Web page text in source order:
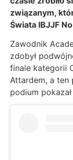
związanym,
Świata IBJJF
Zawodnik
zdobył
finale kategorii
Attardem, a ten
podium